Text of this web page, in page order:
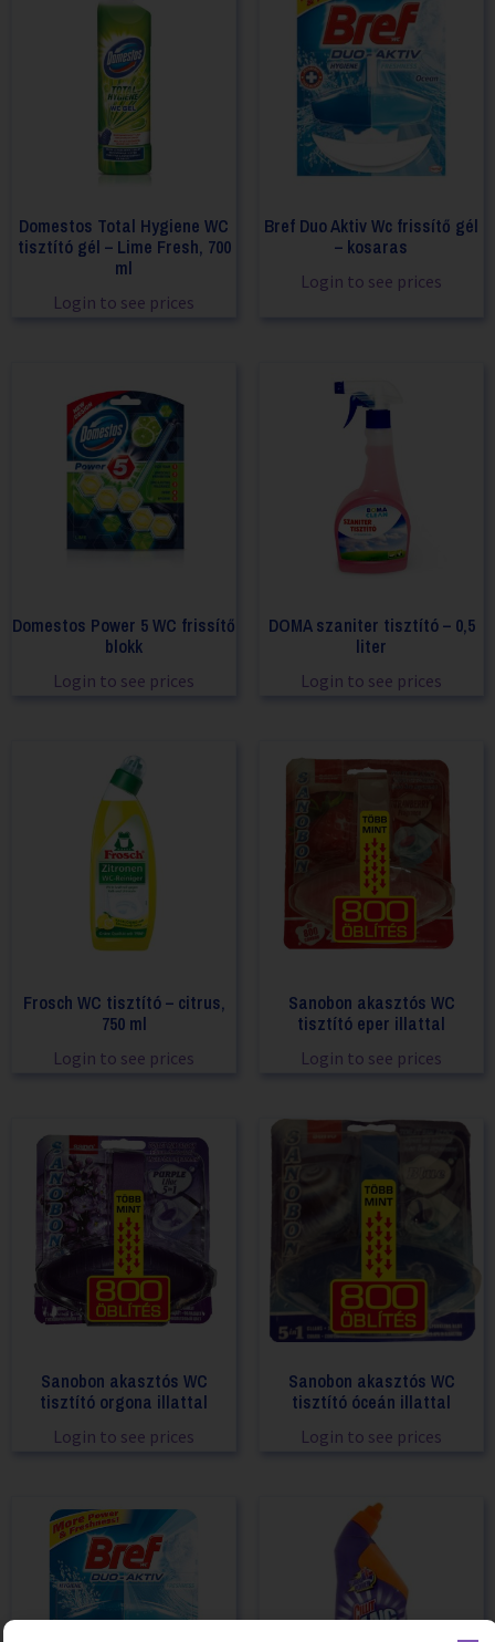
Domestos Total Hygiene WC
tisztító gél – Lime Fresh, 700
ml
Login to see prices
Bref Duo Aktiv Wc frissítő gél
– kosaras
Login to see prices
Domestos Power 5 WC frissítő
blokk
Login to see prices
DOMA szaniter tisztító – 0,5
liter
Login to see prices
Frosch WC tisztító – citrus,
750 ml
Login to see prices
Sanobon akasztós WC
tisztító eper illattal
Login to see prices
Sanobon akasztós WC
tisztító orgona illattal
Login to see prices
Sanobon akasztós WC
tisztító óceán illattal
Login to see prices